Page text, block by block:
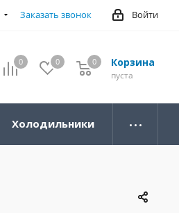
Войти
Заказать звонок
0 0 Корзина
0
пуста
0
Холодильники